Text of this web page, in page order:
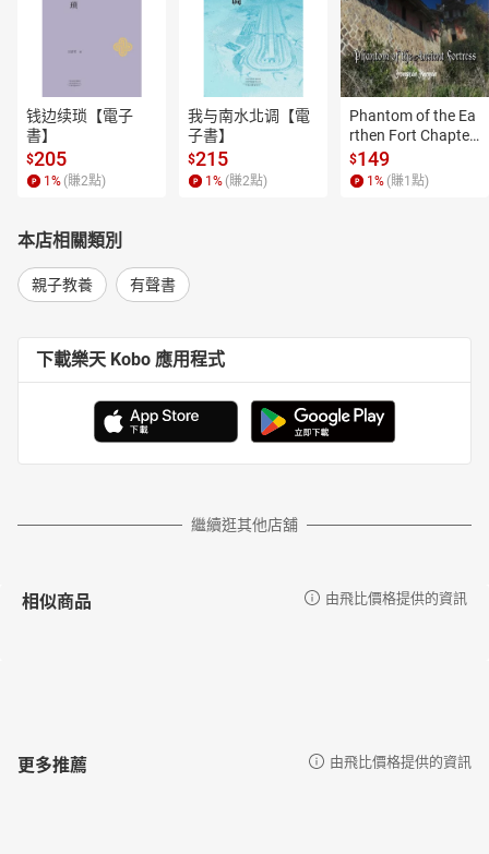
國立政治大學哲學系畢業，輔仁大學哲學研究所碩士。於一九
八六年成立天衛文化圖書股份有限公司，專門出版少年兒童圖書，
現任天衛文化圖書股份有限公司及小魯文化事業股份有限公司發行
人。在臺灣眾多少兒讀物中，獨樹一幟，力求培養中文兒童讀物寫
作、編輯人才，為文化生態奠定必要基礎。自一九八七年，中國海
上榜美國Who’s Who in the World名人錄。他發起並推廣「中、小學
班級讀書會」活動，以及「繪本閱讀與欣賞」觀念之普及運動，並
參與講評及討論。作品有《寫給兒童的中國歷史》(榮獲文化部優良
界歷史》(榮獲文化部金鼎獎最佳兒童讀物)等。譯作有《群眾與權
力》、《國家的神話》、《世界電影史》、《羅素》、《科學的進
世界歷史趣味歌
木馬屠城記
越是現代的孩子，越是要知道「過去真正發生過」哪些歷史。
你的孩子過的是瞬息萬變的現代生活，一切講求快、快、快，一切
钱边续琐【電子
書】
$205
1 % (賺2點)
我与南水北调【電
子書】
$215
1 % (賺2點)
Phantom of the Ea
rthen Fort Chapter
4【有聲書】
$149
1 % (賺1 點)
本店相關類別
親子教養 有聲書
下載樂天 Kobo 應用程式
繼續逛其他店舖
相似商品 由飛比價格提供的資訊
更多推薦 由飛比價格提供的資訊